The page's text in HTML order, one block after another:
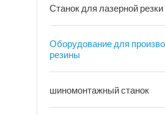
Станок для лазерной резки
Оборудование для
резины
шиномонтажный станок